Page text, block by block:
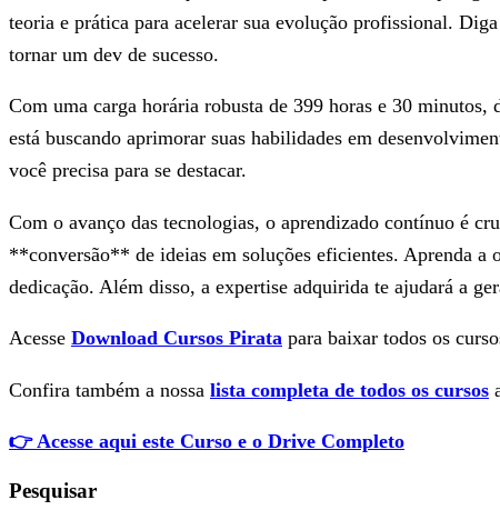
teoria e prática para acelerar sua evolução profissional.
tornar um dev de sucesso.
Com uma carga horária robusta de 399 horas e 30
está buscando aprimorar suas habilidades em
você precisa para se destacar.
Com o avanço das tecnologias, o aprendizado contínuo é
**conversão** de ideias em soluções eficientes. Aprenda
dedicação. Além disso, a expertise adquirida te ajudará a
Acesse Download Cursos Pirata para baixar todos os
Confira também a nossa lista completa de todos os cursos
👉 Acesse aqui este Curso e o Drive Completo
Pesquisar